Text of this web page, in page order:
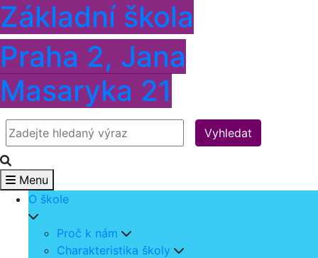
Základní škola
Praha 2, Jana
Masaryka 21
Vyhledat
Menu
O škole
Proč k nám
Charakteristika školy